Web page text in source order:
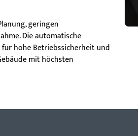
geringen
Die automatische
hohe Betriebssicherheit und
mit höchsten